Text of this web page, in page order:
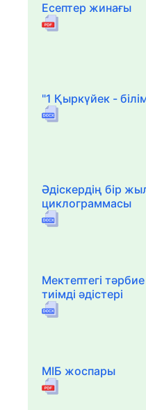
Есептер жинағы
"1 Қыркүйек -
Әдіскердің бір
циклограммасы
Мектептегі
тиімді әдістері
МІБ жоспары